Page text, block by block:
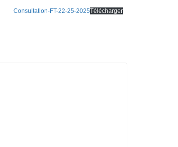
Consultation-FT-22-25-2025Télécharger